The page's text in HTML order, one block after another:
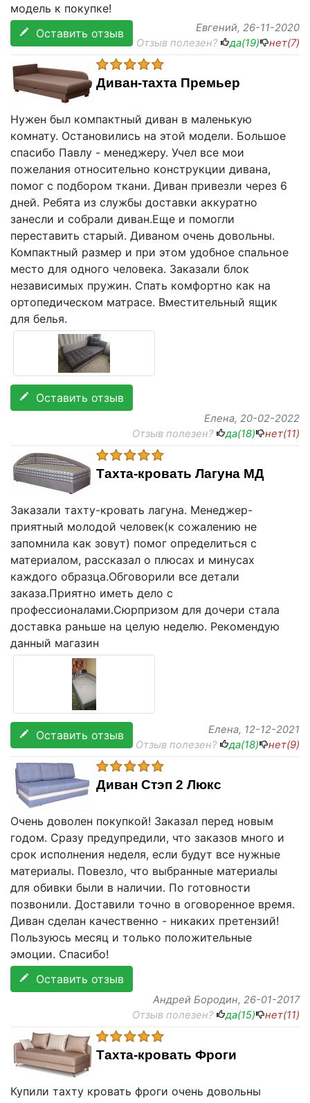
модель к покупке!
Оставить отзыв
Евгений, 26-11-2020
Отзыв полезен?
да(19) нет(7)
Диван-тахта Премьер
Нужен был компактный диван в маленькую
комнату. Остановились на этой модели. Большое
спасибо Павлу - менеджеру. Учел все мои
пожелания относительно конструкции дивана,
помог с подбором ткани. Диван привезли через 6
дней. Ребята из службы доставки аккуратно
занесли и собрали диван.Еще и помогли
переставить старый. Диваном очень довольны.
Компактный размер и при этом удобное спальное
место для одного человека. Заказали блок
независимых пружин. Спать комфортно как на
ортопедическом матрасе. Вместительный ящик
для белья.
Оставить отзыв
Елена, 20-02-2022
Отзыв полезен?
да(18) нет(11)
Тахта-кровать Лагуна МД
Заказали тахту-кровать лагуна. Менеджер-
приятный молодой человек(к сожалению не
запомнила как зовут) помог определиться с
материалом, рассказал о плюсах и минусах
каждого образца.Обговорили все детали
заказа.Приятно иметь дело с
профессионалами.Сюрпризом для дочери стала
доставка раньше на целую неделю. Рекомендую
данный магазин
Оставить отзыв Елена, 12-12-2021
Отзыв полезен?
да(18) нет(9)
Диван Стэп 2 Люкс
Очень доволен покупкой! Заказал перед новым
годом. Сразу предупредили, что заказов много и
срок исполнения неделя, если будут все нужные
материалы. Повезло, что выбранные материалы
для обивки были в наличии. По готовности
позвонили. Доставили точно в оговоренное время.
Диван сделан качественно - никаких претензий!
Пользуюсь месяц и только положительные
эмоции. Спасибо!
Оставить отзыв
Андрей Бородин, 26-01-2017
Отзыв полезен?
да(15) нет(11)
Тахта-кровать Фроги
Купили тахту кровать фроги очень довольны